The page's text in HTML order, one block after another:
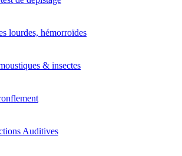
lourdes, hémorroïdes
& insectes
Auditives